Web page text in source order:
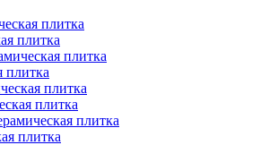
плитка
плитка
плитка
плитка
плитка
плитка
плитка
плитка